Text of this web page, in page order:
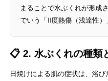
まることで水ぶくれが形成
でいう「II度熱傷（浅達性）
📋 2. 水ぶくれの種類
日焼けによる肌の症状は、浴